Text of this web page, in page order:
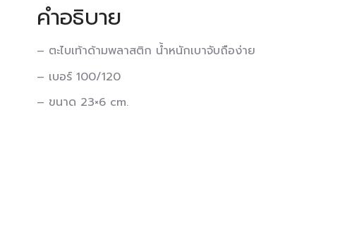
คำอธิบาย
– ตะไบเท้าด้ามพลาสติก น้ำหนักเบาจับถือง่าย
– เบอร์ 100/120
– ขนาด 23×6 cm.